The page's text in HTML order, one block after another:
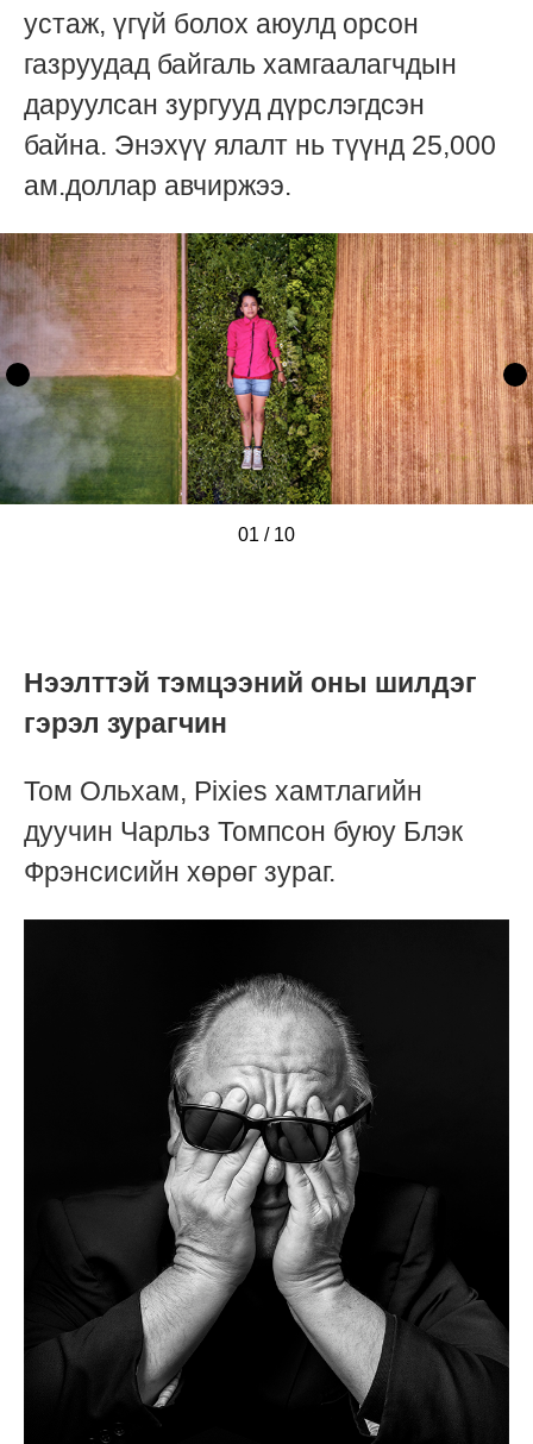
устаж, үгүй болох аюулд орсон
газруудад байгаль хамгаалагчдын
даруулсан зургууд дүрслэгдсэн
байна. Энэхүү ялалт нь түүнд 25,000
ам.доллар авчиржээ.
01 / 10
/////////
Нээлттэй тэмцээний оны шилдэг
гэрэл зурагчин
Том Ольхам, Pixies хамтлагийн
дуучин Чарльз Томпсон буюу Блэк
Фрэнсисийн хөрөг зураг.